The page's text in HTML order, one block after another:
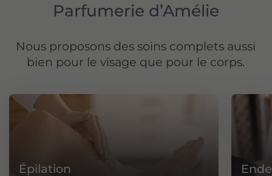
Parfumerie d’Amélie
Nous proposons des soins complets aussi
bien pour le visage que pour le corps.
Épilation